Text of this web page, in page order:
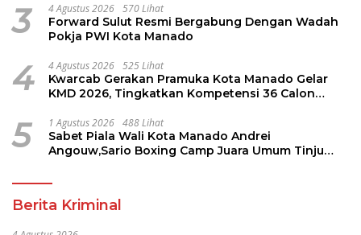
3 4 Agustus 2026 570 Lihat
Forward Sulut Resmi Bergabung Dengan Wadah
Pokja PWI Kota Manado
4 4 Agustus 2026 525 Lihat
Kwarcab Gerakan Pramuka Kota Manado Gelar
KMD 2026, Tingkatkan Kompetensi 36 Calon
5 1 Agustus 2026 488 Lihat
Sabet Piala Wali Kota Manado Andrei
Angouw,Sario Boxing Camp Juara Umum Tinju
Berita Kriminal